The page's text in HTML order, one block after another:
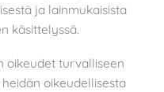
ja lainmukaisista
käsittelyssä.
oikeudet turvalliseen
oikeudellisesta